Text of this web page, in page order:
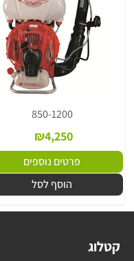
850-1200
₪4,250
פרטים נוספים
הוסף לסל
קטלוג